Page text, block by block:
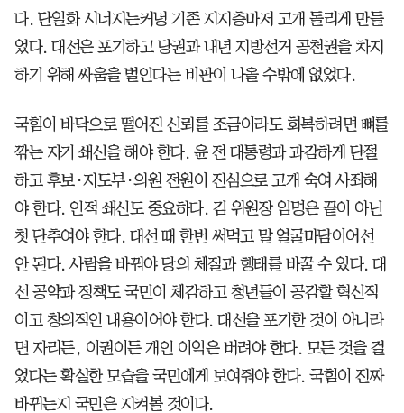
다. 단일화 시너지는커녕 기존 지지층마저 고개 돌리게 만들
었다. 대선은 포기하고 당권과 내년 지방선거 공천권을 차지
하기 위해 싸움을 벌인다는 비판이 나올 수밖에 없었다.
국힘이 바닥으로 떨어진 신뢰를 조금이라도 회복하려면 뼈를
깎는 자기 쇄신을 해야 한다. 윤 전 대통령과 과감하게 단절
하고 후보·지도부·의원 전원이 진심으로 고개 숙여 사죄해
야 한다. 인적 쇄신도 중요하다. 김 위원장 임명은 끝이 아닌
첫 단추여야 한다. 대선 때 한번 써먹고 말 얼굴마담이어선
안 된다. 사람을 바꿔야 당의 체질과 행태를 바꿀 수 있다. 대
선 공약과 정책도 국민이 체감하고 청년들이 공감할 혁신적
이고 창의적인 내용이어야 한다. 대선을 포기한 것이 아니라
면 자리든, 이권이든 개인 이익은 버려야 한다. 모든 것을 걸
었다는 확실한 모습을 국민에게 보여줘야 한다. 국힘이 진짜
바뀌는지 국민은 지켜볼 것이다.